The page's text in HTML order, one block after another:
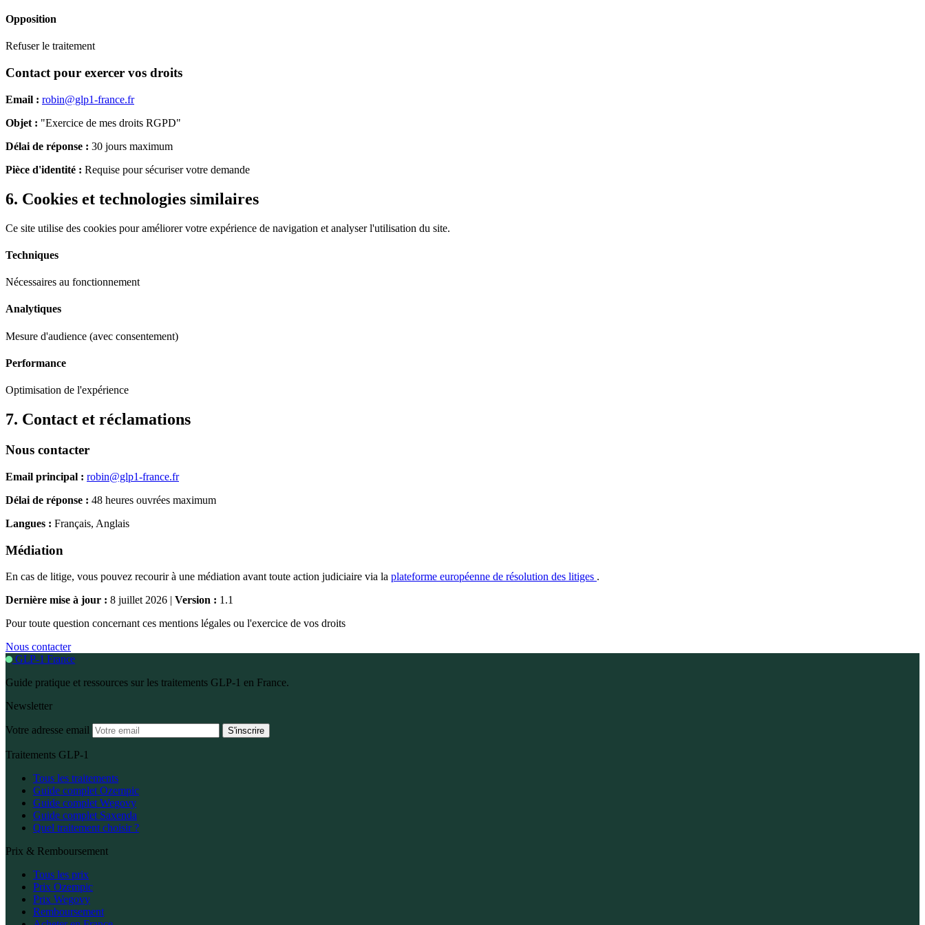
Opposition
Refuser le traitement
Contact pour exercer vos droits
Email : robin@glp1-france.fr
Objet : "Exercice de mes droits RGPD"
Délai de réponse : 30 jours maximum
Pièce d'identité : Requise pour sécuriser votre demande
6. Cookies et technologies similaires
Ce site utilise des cookies pour améliorer votre expérience de navigation et analyser l'utilisation du site.
Techniques
Nécessaires au fonctionnement
Analytiques
Mesure d'audience (avec consentement)
Performance
Optimisation de l'expérience
7. Contact et réclamations
Nous contacter
Email principal : robin@glp1-france.fr
Délai de réponse : 48 heures ouvrées maximum
Langues : Français, Anglais
Médiation
En cas de litige, vous pouvez recourir à une médiation avant toute action judiciaire via la plateforme européenne de résolution des litiges .
Dernière mise à jour : 8 juillet 2026 | Version : 1.1
Pour toute question concernant ces mentions légales ou l'exercice de vos droits
Nous contacter
GLP-1 France
Guide pratique et ressources sur les traitements GLP-1 en France.
Newsletter
Votre adresse email S'inscrire
Traitements GLP-1
Tous les traitements
Guide complet Ozempic
Guide complet Wegovy
Guide complet Saxenda
Quel traitement choisir ?
Prix & Remboursement
Tous les prix
Prix Ozempic
Prix Wegovy
Remboursement